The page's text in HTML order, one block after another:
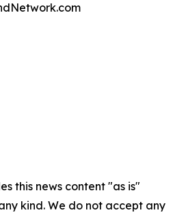
this news content "as is"
kind. We do not accept any